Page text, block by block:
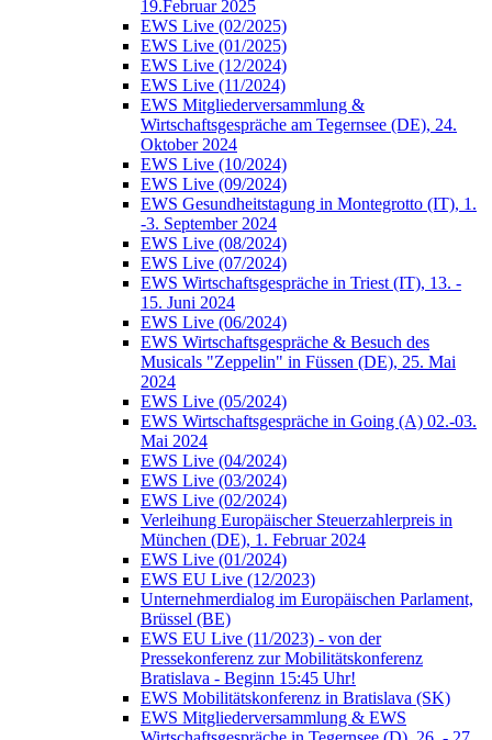
19.Februar 2025
EWS Live (02/2025)
EWS Live (01/2025)
EWS Live (12/2024)
EWS Live (11/2024)
EWS Mitgliederversammlung &
Wirtschaftsgespräche am Tegernsee (DE), 24.
Oktober 2024
EWS Live (10/2024)
EWS Live (09/2024)
EWS Gesundheitstagung in Montegrotto (IT), 1.
-3. September 2024
EWS Live (08/2024)
EWS Live (07/2024)
EWS Wirtschaftsgespräche in Triest (IT), 13. -
15. Juni 2024
EWS Live (06/2024)
EWS Wirtschaftsgespräche & Besuch des
Musicals "Zeppelin" in Füssen (DE), 25. Mai
2024
EWS Live (05/2024)
EWS Wirtschaftsgespräche in Going (A) 02.-03.
Mai 2024
EWS Live (04/2024)
EWS Live (03/2024)
EWS Live (02/2024)
Verleihung Europäischer Steuerzahlerpreis in
München (DE), 1. Februar 2024
EWS Live (01/2024)
EWS EU Live (12/2023)
Unternehmerdialog im Europäischen Parlament,
Brüssel (BE)
EWS EU Live (11/2023) - von der
Pressekonferenz zur Mobilitätskonferenz
Bratislava - Beginn 15:45 Uhr!
EWS Mobilitätskonferenz in Bratislava (SK)
EWS Mitgliederversammlung & EWS